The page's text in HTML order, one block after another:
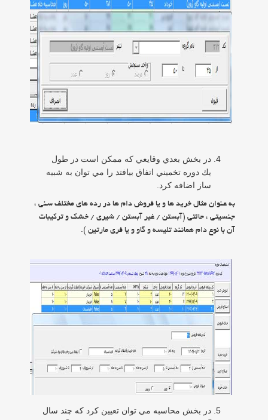
در بخش بعدي وقايعي كه ممكن است در طول
يك دوره تخميني اتفاق بيافتد را مي توان به شبيه
ساز اضافه كرد.
به عنوان مثال خريد ها و يا فروش دام ها در رده هاي مختلف سني ،
جنسيتي ، حالتي (آبستن / غير آبستن / شيري / خشك و تركيبات
آن با نوع دام همانند تليسه و گاو و يا فري مارتين ).
در بخش محاسبه مي توان تعيين كرد كه چند سال